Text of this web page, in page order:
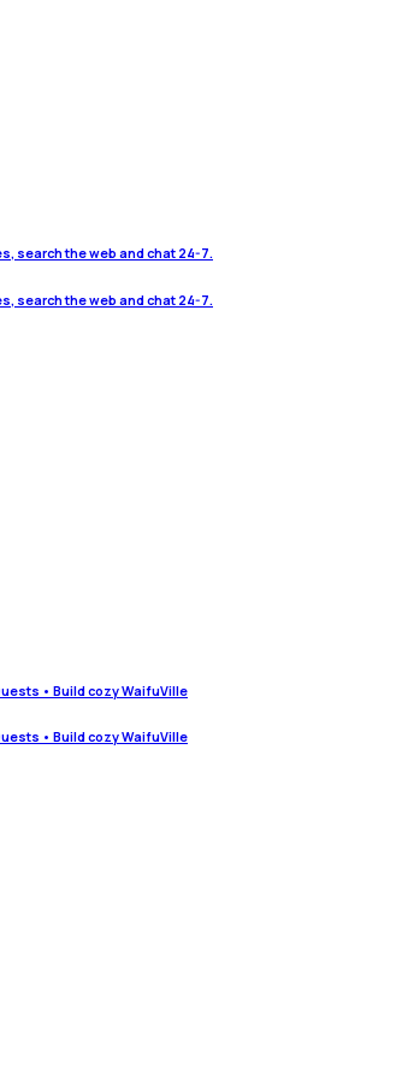
search the web and chat 24-7.
search the web and chat 24-7.
• Build cozy WaifuVille
• Build cozy WaifuVille